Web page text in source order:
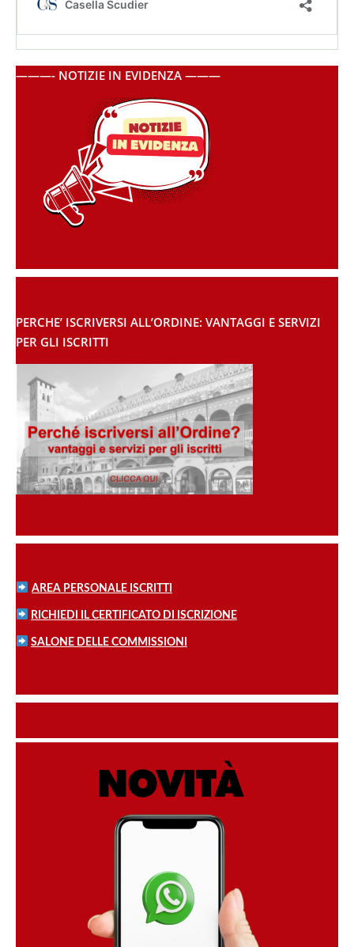
———- NOTIZIE IN EVIDENZA ———
PERCHE’ ISCRIVERSI ALL’ORDINE: VANTAGGI E SERVIZI
PER GLI ISCRITTI
AREA PERSONALE ISCRITTI
RICHIEDI IL CERTIFICATO DI ISCRIZIONE
SALONE DELLE COMMISSIONI